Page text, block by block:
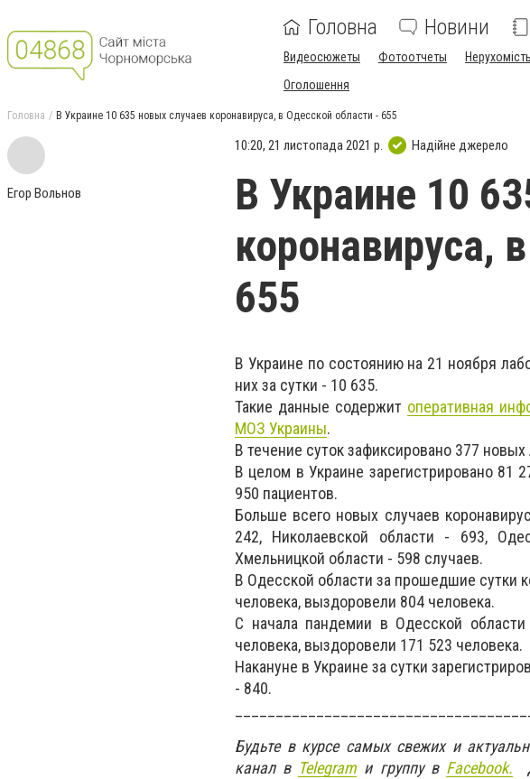
Головна Новини
Видеосюжеты Фотоотчеты Нерухомість
Оголошення
Головна В Украине 10 635 новых случаев коронавируса, в Одесской области - 655
Егор Вольнов
10:20, 21 листопада 2021 р. Надійне джерело
В Украине 10
коронавируса,
655
В Украине по состоянию на 21 ноября
них за сутки - 10 635.
Такие данные содержит оперативная
МОЗ Украины.
В течение суток зафиксировано 377
В целом в Украине зарегистрировано 81
950 пациентов.
Больше всего новых случаев
242, Николаевской области - 693,
Хмельницкой области - 598 случаев.
В Одесской области за прошедшие сутки
человека, выздоровели 804 человека.
С начала пандемии в Одесской
человека, выздоровели 171 523 человека.
Накануне в Украине за сутки
- 840.
Будьте в курсе самых свежих и
канал в Telegram и группу в Facebook.